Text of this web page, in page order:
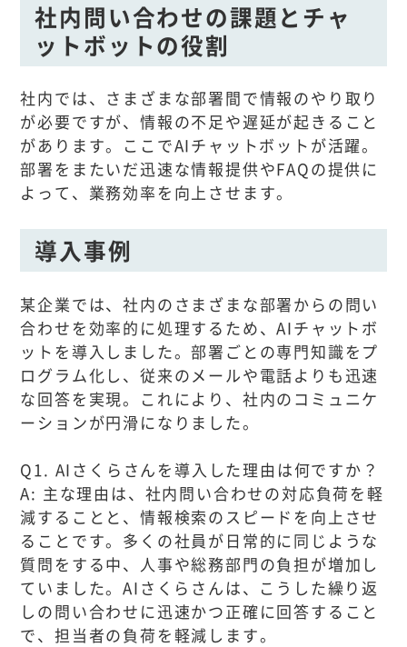
社内問い合わせの課題とチャ
ットボットの役割
社内では、さまざまな部署間で情報のやり取り
が必要ですが、情報の不足や遅延が起きること
があります。ここでAIチャットボットが活躍。
部署をまたいだ迅速な情報提供やFAQの提供に
よって、業務効率を向上させます。
導入事例
某企業では、社内のさまざまな部署からの問い
合わせを効率的に処理するため、AIチャットボ
ットを導入しました。部署ごとの専門知識をプ
ログラム化し、従来のメールや電話よりも迅速
な回答を実現。これにより、社内のコミュニケ
ーションが円滑になりました。
Q1. AIさくらさんを導入した理由は何ですか？
A: 主な理由は、社内問い合わせの対応負荷を軽
減することと、情報検索のスピードを向上させ
ることです。多くの社員が日常的に同じような
質問をする中、人事や総務部門の負担が増加し
ていました。AIさくらさんは、こうした繰り返
しの問い合わせに迅速かつ正確に回答すること
で、担当者の負荷を軽減します。